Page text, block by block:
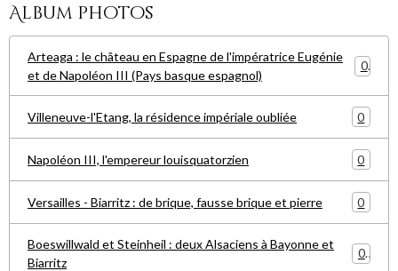
Album photos
Arteaga : le château en Espagne de l'impératrice Eugénie
et de Napoléon III (Pays basque espagnol)
0
Villeneuve-l'Etang, la résidence impériale oubliée 0
Napoléon III, l'empereur louisquatorzien 0
Versailles - Biarritz : de brique, fausse brique et pierre 0
Boeswillwald et Steinheil : deux Alsaciens à Bayonne et
Biarritz
0